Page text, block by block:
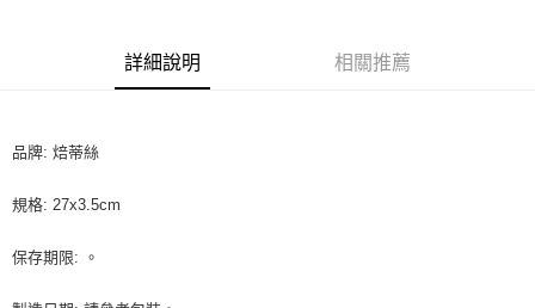
２．訂單成立數日內，您將收到繳費通知簡訊。
３．收到繳費通知簡訊後14天內，點擊此簡訊中的連結，可透過四大超商／
ATM／網路銀行／等多元方式進行付款，方視為交易完成。
後付繳納相關費用。
是否繳費成功／繳費後需取消欲退款等相關疑問，請聯繫「AFTEE先享後付
【注意事項】
付款後全家取貨-重量限制含紙箱10kg，請控制商品重量在9~
7-11取貨付款-重量限制含紙箱10kg，請控制商品重量在9~9.5
kg
付款後7-11取貨-重量限制含紙箱10kg，請控制商品重量在9~
9.5kg
詳細說明 相關推薦
品牌: 焙蒂絲
規格: 27x3.5cm
保存期限: 。